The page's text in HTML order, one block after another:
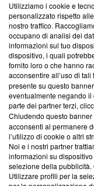
Questa sezione
News, sui nostri
creare news di
‘Trust Project -
ancora membro del
parte; Trust Project
conformità agli
Su di noi
Team editoriale
Corporate
Redazione
Utilizziamo i cookie e
personalizzato rispetto
nostro traffico.
occupano di analisi dei
informazioni sul tuo
dispositivo, i quali
fornito loro o che hanno
acconsentire all’uso di
presente su questo
eventualmente negando
parte dei partner terzi,
Chiudendo questo
acconsenti al permanere
l’utilizzo di cookie o altri
Noi e i nostri partner
informazioni su
selezione della
Utilizzare profili per la